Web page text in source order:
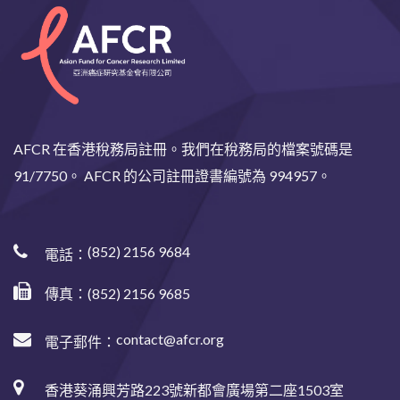
AFCR 在香港稅務局註冊。我們在稅務局的檔案號碼是
91/7750。 AFCR 的公司註冊證書編號為 994957。
電話： (852) 2156 9684
傳真：(852) 2156 9685
電子郵件： contact@afcr.org
香港葵涌興芳路223號新都會廣場第二座1503室